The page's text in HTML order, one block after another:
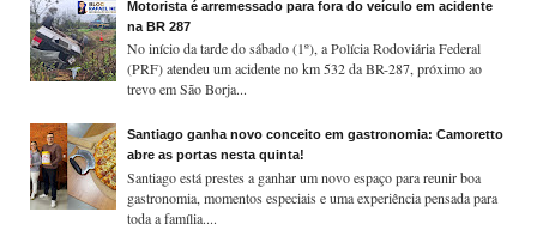
Motorista é arremessado para fora do veículo em acidente
na BR 287
No início da tarde do sábado (1º), a Polícia Rodoviária Federal
(PRF) atendeu um acidente no km 532 da BR-287, próximo ao
trevo em São Borja...
Santiago ganha novo conceito em gastronomia: Camoretto
abre as portas nesta quinta!
Santiago está prestes a ganhar um novo espaço para reunir boa
gastronomia, momentos especiais e uma experiência pensada para
toda a família....